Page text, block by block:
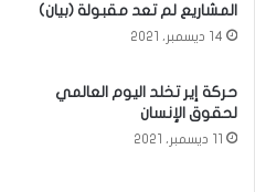
المشاريع لم تعد مقبولة (بيان)
14 ديسمبر، 2021
حركة إير تخلد اليوم العالمي
لحقوق الإنسان
11 ديسمبر، 2021